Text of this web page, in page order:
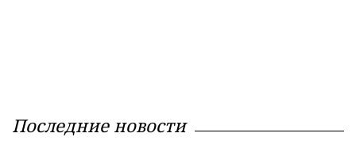
Последние новости